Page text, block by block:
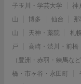
子玉川・学芸大学
神
山
博多 仙台
山
天神・薬院 札
戸
高崎・渋川・前橋
（豊洲・赤羽・練馬など
橋・市ヶ谷・永田町